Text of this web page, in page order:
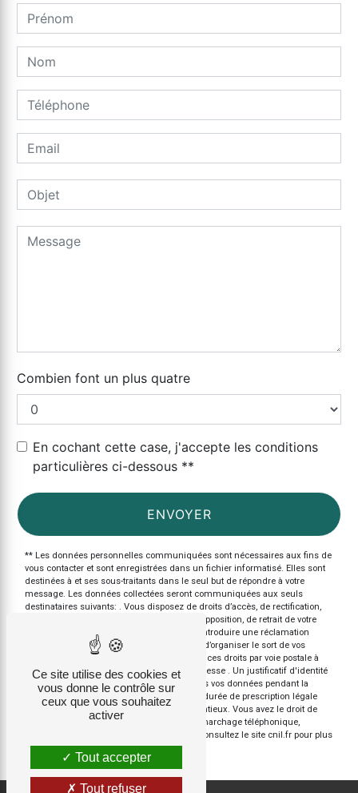
Combien font un plus quatre
En cochant cette case, j'accepte les conditions
particulières ci-dessous **
ENVOYER
** Les données personnelles communiquées sont nécessaires aux fins de
vous contacter et sont enregistrées dans un fichier informatisé. Elles sont
destinées à et ses sous-traitants dans le seul but de répondre à votre
message. Les données collectées seront communiquées aux seuls
destinataires suivants: . Vous disposez de droits d’accès, de rectification,
d’effacement, de portabilité, de limitation, d’opposition, de retrait de votre
consentement à tout moment et du droit d’introduire une réclamation
auprès d’une autorité de contrôle, ainsi que d’organiser le sort de vos
données post-mortem. Vous pouvez exercer ces droits par voie postale à
l'adresse ou par courrier électronique à l'adresse . Un justificatif d'identité
pourra vous être demandé. Nous conservons vos données pendant la
période de prise de contact puis pendant la durée de prescription légale
aux fins probatoires et de gestion des contentieux. Vous avez le droit de
vous inscrire sur la liste d'opposition au démarchage téléphonique,
. Consultez le site cnil.fr pour plus
d’informations sur vos droits.
Ce site utilise des cookies et
vous donne le contrôle sur
ceux que vous souhaitez
activer
Tout accepter
Tout refuser